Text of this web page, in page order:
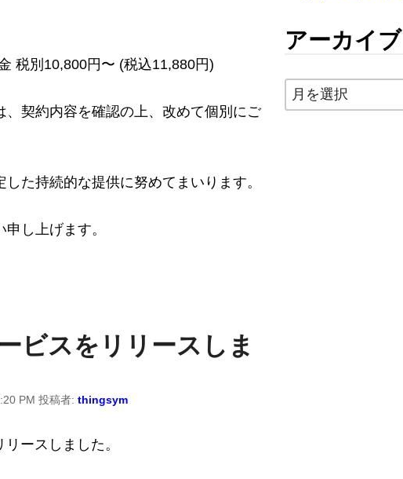
税別10,800円〜 (税込11,880円)
契約内容を確認の上、改めて個別にご
た持続的な提供に努めてまいります。
し上げます。
ビスをリリースしま
PM 投稿者: thingsym
ースしました。
アーカイブ
ア
ー